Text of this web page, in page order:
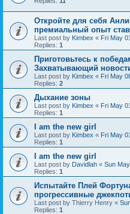
Откройте для себя
премиальный опыт
Last post by Kimbex « Fri May
Replies: 1
Приготовьтесь к
Захватывающий
Last post by Kimbex « Fri May
Replies: 2
Дыхание зоны
Last post by Kimbex « Fri May
Replies: 1
I am the new girl
Last post by Kimbex « Fri May
Replies: 1
I am the new girl
Last post by Davidlah « Sun
Replies: 1
Испытайте Плей
прогрессивные
Last post by Thierry Henry «
Replies: 1